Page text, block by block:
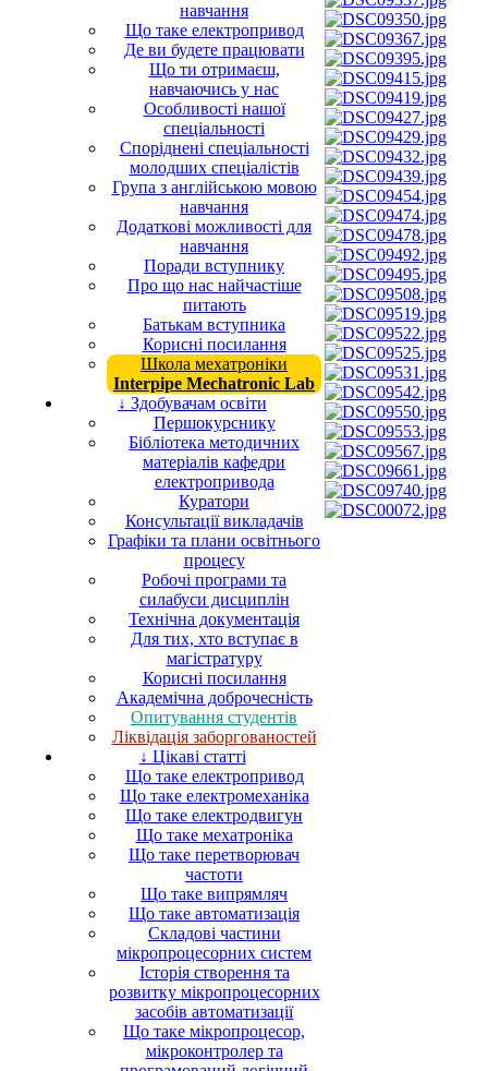
навчання
Що таке електропривод
Де ви будете працювати
Що ти отримаєш,
навчаючись у нас
Особливості нашої
спеціальності
Споріднені спеціальності
молодших спеціалістів
Група з англійською мовою
навчання
Додаткові можливості для
навчання
Поради вступнику
Про що нас найчастіше
питають
Батькам вступника
Корисні посилання
Школа мехатроніки
Interpipe Mechatronic Lab
↓ Здобувачам освіти
Першокурснику
Бібліотека методичних
матеріалів кафедри
електропривода
Куратори
Консультації викладачів
Графіки та плани освітнього
процесу
Робочі програми та
силабуси дисциплін
Технічна документація
Для тих, хто вступає в
магістратуру
Корисні посилання
Академічна доброчесність
Опитування студентів
Ліквідація заборгованостей
↓ Цікаві статті
Що таке електропривод
Що таке електромеханіка
Що таке електродвигун
Що таке мехатроніка
Що таке перетворювач
частоти
Що таке випрямляч
Що таке автоматизація
Складові частини
мікропроцесорних систем
Історія створення та
розвитку мікропроцесорних
засобів автоматизації
Що таке мікропроцесор,
мікроконтролер та